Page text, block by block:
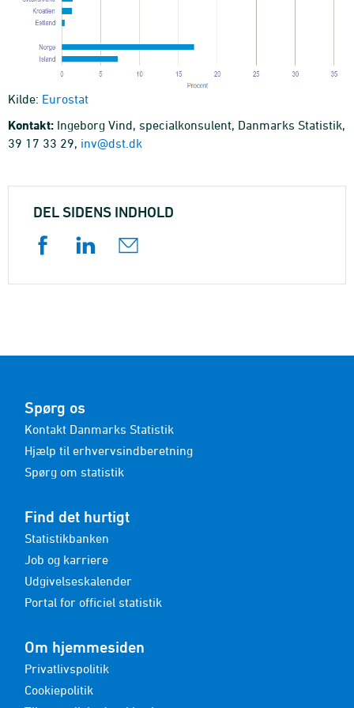
Kilde: Eurostat
Kontakt: Ingeborg Vind, specialkonsulent, Danmarks Statistik,
39 17 33 29, inv@dst.dk
DEL SIDENS INDHOLD
Spørg os
Kontakt Danmarks Statistik
Hjælp til erhvervsindberetning
Spørg om statistik
Find det hurtigt
Statistikbanken
Job og karriere
Udgivelseskalender
Portal for officiel statistik
Om hjemmesiden
Privatlivspolitik
Cookiepolitik